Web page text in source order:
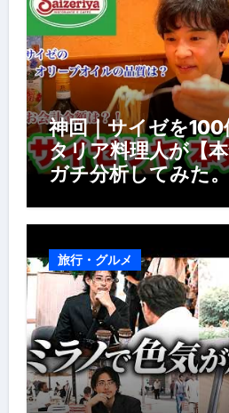
神回｜サイゼを
タリア料理人が【
ガチ分析してみた。
旅行・グルメ